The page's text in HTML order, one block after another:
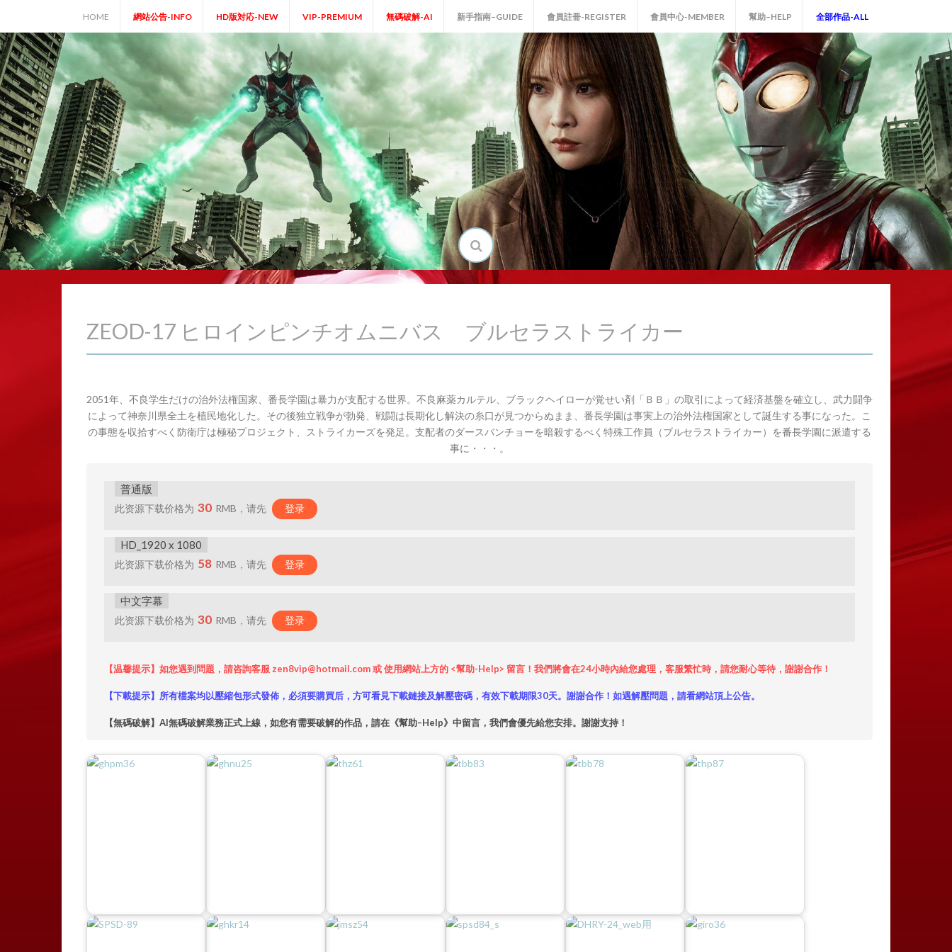
content
HOME 網站公告-INFO HD版対応-NEW VIP-PREMIUM 無碼破解-AI 新手指南–GUIDE 會員註冊-REGISTER 會員中心-MEMBER 幫助–HELP 全部作品-ALL
ZEOD-17 ヒロインピンチオムニバス ブルセラストライカー
2051年、不良学生だけの治外法権国家、番長学園は暴力が支配する世界。不良麻薬カルテル、ブラックヘイローが覚せい剤「ＢＢ」の取引によって経済基盤を確立し、武力闘争
によって神奈川県全土を植民地化した。その後独立戦争が勃発、戦闘は長期化し解決の糸口が見つからぬまま、番長学園は事実上の治外法権国家として誕生する事になった。こ
の事態を収拾すべく防衛庁は極秘プロジェクト、ストライカーズを発足。支配者のダースバンチョーを暗殺するべく特殊工作員（ブルセラストライカー）を番長学園に派遣する
事に・・・。
普通版
此资源下载价格为 30 RMB，请先 登录
HD_1920 x 1080
此资源下载价格为 58 RMB，请先 登录
中文字幕
此资源下载价格为 30 RMB，请先 登录
【温馨提示】如您遇到問題，請咨詢客服 zen8vip@hotmail.com 或 使用網站上方的 <幫助-Help> 留言！我們將會在24小時內給您處理，客服繁忙時，請您耐心等待，謝謝合作！
【下載提示】所有檔案均以壓縮包形式發佈，必須要購買后，方可看見下載鏈接及解壓密碼，有效下載期限30天。謝謝合作！如遇解壓問題，請看網站頂上公告。
【無碼破解】AI無碼破解業務正式上線，如您有需要破解的作品，請在《幫助–Help》中留言，我們會優先給您安排。謝謝支持！